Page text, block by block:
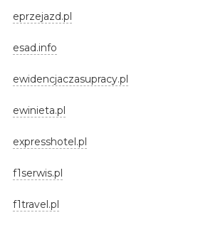
eprzejazd.pl
esad.info
ewidencjaczasupracy.pl
ewinieta.pl
expresshotel.pl
f1serwis.pl
f1travel.pl